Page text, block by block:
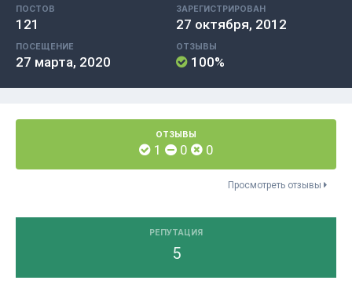
ПОСТОВ
121
ЗАРЕГИСТРИРОВАН
27 октября, 2012
ПОСЕЩЕНИЕ
27 марта, 2020
ОТЗЫВЫ
100%
ОТЗЫВЫ
1 0 0
Просмотреть отзывы
РЕПУТАЦИЯ
5